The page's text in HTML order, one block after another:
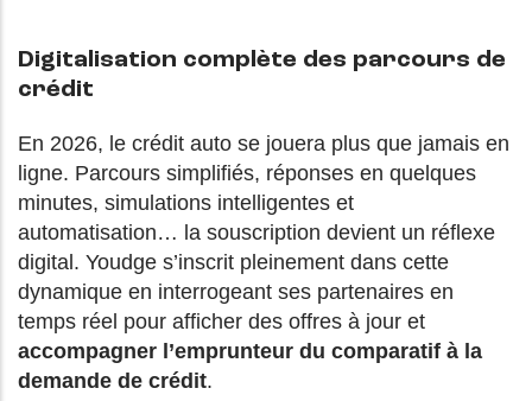
Digitalisation complète des parcours de
crédit
En 2026, le crédit auto se jouera plus que jamais en
ligne. Parcours simplifiés, réponses en quelques
minutes, simulations intelligentes et
automatisation… la souscription devient un réflexe
digital. Youdge s’inscrit pleinement dans cette
dynamique en interrogeant ses partenaires en
temps réel pour afficher des offres à jour et
accompagner l’emprunteur du comparatif à la
demande de crédit.